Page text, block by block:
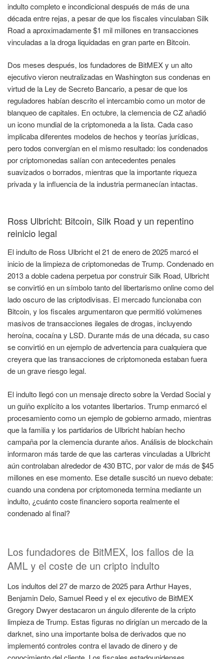
indulto completo e incondicional después de más de una
década entre rejas, a pesar de que los fiscales vinculaban Silk
Road a aproximadamente $1 mil millones en transacciones
vinculadas a la droga liquidadas en gran parte en Bitcoin.
Dos meses después, los fundadores de BitMEX y un alto
ejecutivo vieron neutralizadas en Washington sus condenas en
virtud de la Ley de Secreto Bancario, a pesar de que los
reguladores habían descrito el intercambio como un motor de
blanqueo de capitales. En octubre, la clemencia de CZ añadió
un icono mundial de la criptomoneda a la lista. Cada caso
implicaba diferentes modelos de hechos y teorías jurídicas,
pero todos convergían en el mismo resultado: los condenados
por criptomonedas salían con antecedentes penales
suavizados o borrados, mientras que la importante riqueza
privada y la influencia de la industria permanecían intactas.
Ross Ulbricht: Bitcoin, Silk Road y un repentino
reinicio legal
El indulto de Ross Ulbricht el 21 de enero de 2025 marcó el
inicio de la limpieza de criptomonedas de Trump. Condenado en
2013 a doble cadena perpetua por construir Silk Road, Ulbricht
se convirtió en un símbolo tanto del libertarismo online como del
lado oscuro de las criptodivisas. El mercado funcionaba con
Bitcoin, y los fiscales argumentaron que permitió volúmenes
masivos de transacciones ilegales de drogas, incluyendo
heroína, cocaína y LSD. Durante más de una década, su caso
se convirtió en un ejemplo de advertencia para cualquiera que
creyera que las transacciones de criptomoneda estaban fuera
de un grave riesgo legal.
El indulto llegó con un mensaje directo sobre la Verdad Social y
un guiño explícito a los votantes libertarios. Trump enmarcó el
procesamiento como un ejemplo de gobierno armado, mientras
que la familia y los partidarios de Ulbricht habían hecho
campaña por la clemencia durante años. Análisis de blockchain
informaron más tarde de que las carteras vinculadas a Ulbricht
aún controlaban alrededor de 430 BTC, por valor de más de $45
millones en ese momento. Ese detalle suscitó un nuevo debate:
cuando una condena por criptomoneda termina mediante un
indulto, ¿cuánto coste financiero soporta realmente el
condenado al final?
Los fundadores de BitMEX, los fallos de la
AML y el coste de un cripto indulto
Los indultos del 27 de marzo de 2025 para Arthur Hayes,
Benjamin Delo, Samuel Reed y el ex ejecutivo de BitMEX
Gregory Dwyer destacaron un ángulo diferente de la cripto
limpieza de Trump. Estas figuras no dirigían un mercado de la
darknet, sino una importante bolsa de derivados que no
implementó controles contra el lavado de dinero y de